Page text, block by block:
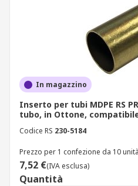
In magazzino
Inserto per tubi MDPE RS
tubo, in Ottone,
Codice RS 230-5184
Prezzo per 1 confezione da 10 unità
7,52 €(IVA esclusa)
Quantità